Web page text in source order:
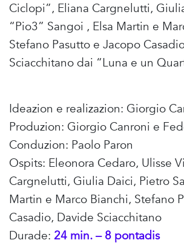
Ciclopi”, Eliana Cargnelutti,
“Pio3” Sangoi , Elsa Martin e
Stefano Pasutto e Jacopo
Sciacchitano dai “Luna e un
Ideazion e realizazion: Giorgio
Produzion: Giorgio Canroni e
Conduzion: Paolo Paron
Ospits: Eleonora Cedaro, Ulisse
Cargnelutti, Giulia Daici, Pietro
Martin e Marco Bianchi, Stefano
Casadio, Davide Sciacchitano
Durade: 24 min. – 8 pontadis